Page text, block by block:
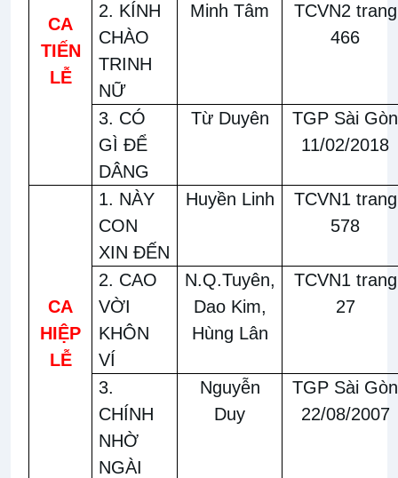
CA
TIẾN
LỄ
2. KÍNH
CHÀO
TRINH
NỮ
Minh Tâm
TCVN2 trang
466
3. CÓ
GÌ ĐỂ
DÂNG
Từ Duyên
TGP Sài Gòn
11/02/2018
CA
HIỆP
LỄ
1. NÀY
CON
XIN ĐẾN
Huyền Linh
TCVN1 trang
578
2. CAO
VỜI
KHÔN
VÍ
N.Q.Tuyên,
Dao Kim,
Hùng Lân
TCVN1 trang
27
3.
CHÍNH
NHỜ
NGÀI
Nguyễn
Duy
TGP Sài Gòn
22/08/2007